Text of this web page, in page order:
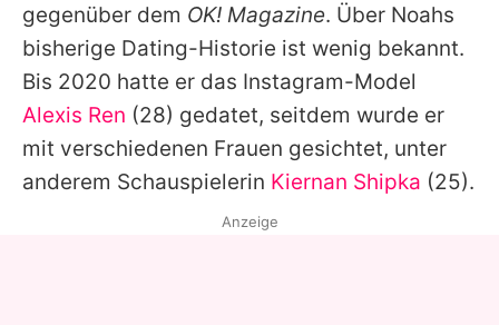
gegenüber dem OK! Magazine. Über Noahs
bisherige Dating-Historie ist wenig bekannt.
Bis 2020 hatte er das Instagram-Model
Alexis Ren (28) gedatet, seitdem wurde er
mit verschiedenen Frauen gesichtet, unter
anderem Schauspielerin Kiernan Shipka (25).
Anzeige